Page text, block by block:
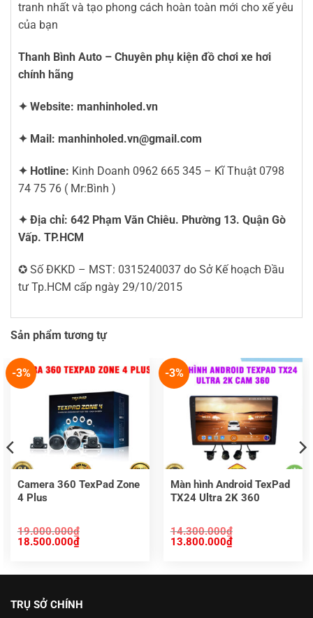
tranh nhất và tạo phong cách hoàn toàn mới cho xế yêu
của bạn
Thanh Bình Auto – Chuyên phụ kiện đồ chơi xe hơi
chính hãng
✦ Website: manhinholed.vn
✦ Mail: manhinholed.vn@gmail.com
✦ Hotline: Kinh Doanh 0962 665 345 – Kĩ Thuật 0798
74 75 76 ( Mr:Bình )
✦ Địa chỉ: 642 Phạm Văn Chiêu. Phường 13. Quận Gò
Vấp. TP.HCM
✪ Số ĐKKD – MST: 0315240037 do Sở Kế hoạch Đầu
tư Tp.HCM cấp ngày 29/10/2015
Sản phẩm tương tự
-3%
Camera 360 TexPad Zone
4 Plus
19.000.000₫
Giá
18.500.000₫Giá
hiện
18.500.000₫.
-3%
Màn hình Android TexPad
TX24 Ultra 2K 360
14.300.000₫
Giá
13.800.000₫Giá
hiện
13.800.000₫.
TRỤ SỞ CHÍNH